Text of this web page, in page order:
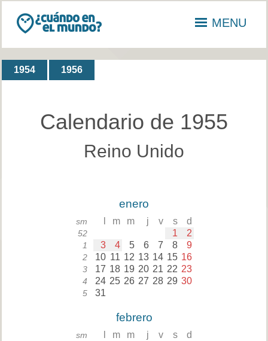
MENU
1954 1956
Calendario de 1955
Reino Unido
enero
sm m m j v s d
52 1 2
1 3 4 5 6 7 8 9
2 10 11 12 13 14 15 16
3 17 18 19 20 21 22 23
4 24 25 26 27 28 29 30
5 31
febrero
sm m m j v s d